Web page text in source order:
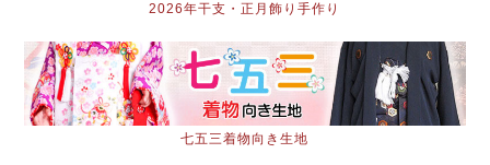
2026年干支・正月飾り手作り
七五三着物向き生地